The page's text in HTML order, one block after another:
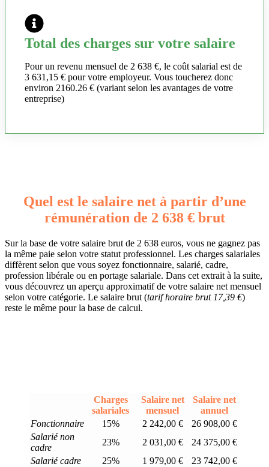
Total des charges sur votre salaire
Pour un revenu mensuel de 2 638 €, le coût salarial est de
3 631,15 € pour votre employeur. Vous toucherez donc
environ 2160.26 € (variant selon les avantages de votre
entreprise)
Quel est le salaire net à partir d’une
rémunération de 2 638 € brut
Sur la base de votre salaire brut de 2 638 euros, vous ne gagnez pas
la même paie selon votre statut professionnel. Les charges salariales
diffèrent selon que vous soyez fonctionnaire, salarié, cadre,
profession libérale ou en portage salariale. Dans cet extrait à la suite,
vous découvrez un aperçu approximatif de votre salaire net mensuel
selon votre catégorie. Le salaire brut (tarif horaire brut 17,39 €)
reste le même pour la base de calcul.
Charges
salariales
Salaire net
mensuel
Salaire net
annuel
Fonctionnaire
15% 2 242,00 €
26 908,00 €
Salarié non
cadre
23% 2 031,00 €
24 375,00 €
Salarié cadre
25% 1 979,00 €
23 742,00 €